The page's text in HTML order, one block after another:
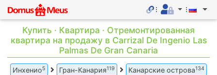
Купить · Квартира · Отремонтированная
квартира на продажу в Carrizal De Ingenio Las
Palmas De Gran Canaria
Инхенио5 Гран-Канария119 Канарские острова134